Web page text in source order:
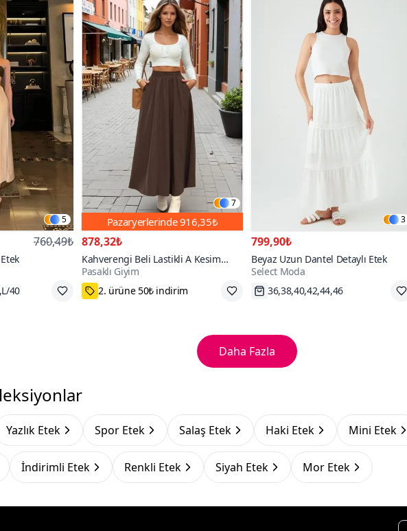
5
760,49₺
40
7
Pazaryerlerinde916,35₺
878,32₺
Kahverengi Beli Lastikli A Kesim
Salaş Yüksek Bel Kupra Uzun Etek
Pasaklı Giyim
75₺ Kupon Fırsatı
3
799,90₺
Beyaz Uzun Dantel Detaylı Etek
Select Moda
Hızlı Kargo
Daha Fazla
Yazlık Etek Spor Etek Salaş Etek Haki Etek Mini Etek
İndirimli Etek Renkli Etek Siyah Etek Mor Etek